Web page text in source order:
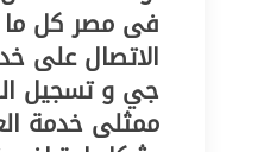
فى مصر كل
الاتصال على
جي و تسجيل
ممثلى خدمة